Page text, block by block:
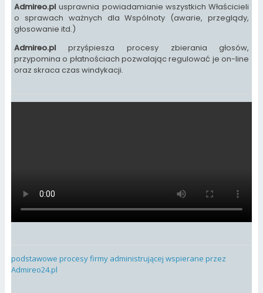
Admireo.pl usprawnia powiadamianie wszystkich Właścicieli
o sprawach ważnych dla Wspólnoty (awarie, przeglądy,
głosowanie itd.)
Admireo.pl przyśpiesza procesy zbierania głosów,
przypomina o płatnościach pozwalając regulować je on-line
oraz skraca czas windykacji.
podstawowe procesy firmy administrującej wspierane przez
Admireo24.pl